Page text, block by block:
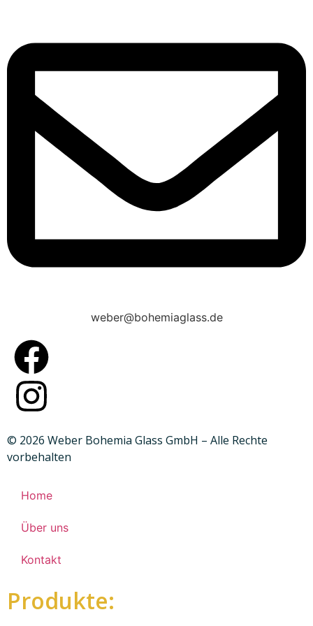
weber@bohemiaglass.de
© 2026 Weber Bohemia Glass GmbH – Alle Rechte
vorbehalten
Home
Über uns
Kontakt
Produkte: